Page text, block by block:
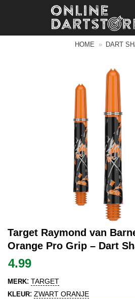
HOME » DART
Target Raymond van
Orange Pro Grip – Dart
4.99
MERK: TARGET
KLEUR: ZWART ORANJE